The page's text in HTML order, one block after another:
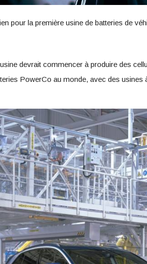
pour la première usine de batteries de
devrait commencer à produire des
PowerCo au monde, avec des usines